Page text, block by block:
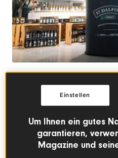
Französischer Genuss bei
Cocktails, Food Pairings
Überraschungen
FRANKREICH IN DEINER NÄHE
Um Ihnen ein gutes
garantieren,
Magazine und
Einstellen